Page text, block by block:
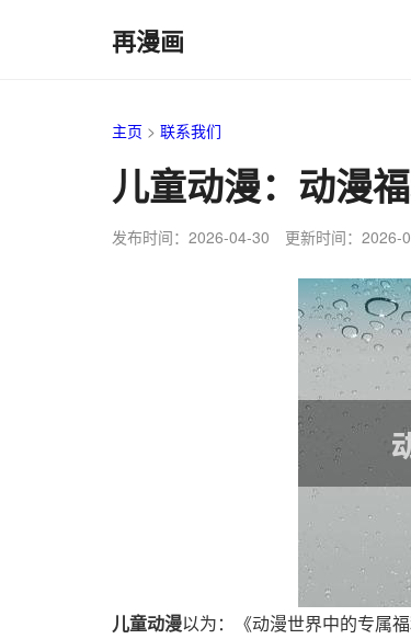
再漫画
主页 > 联系我们
儿童动漫：动漫
发布时间：2026-04-30 更新时间：2026-
儿童动漫以为：《动漫世界中的专属福